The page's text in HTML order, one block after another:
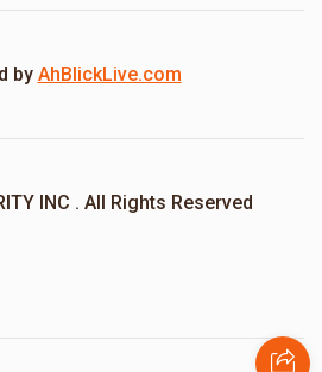
by AhBlickLive.com
INC . All Rights Reserved